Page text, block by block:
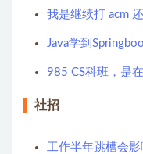
我是继续打 acm
Java学到
985 CS科班，是
社招
工作半年跳槽会影